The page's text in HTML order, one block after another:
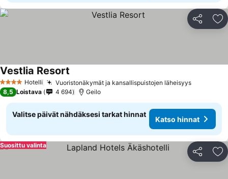
Jaa
4 Tähtiluokitus
Hotelli Vuoristonäkymät ja kansallispuistojen läheisyys
Vestlia Resort
8,5 Loistava 4 694 Geilo
Valitse päivät nähdäksesi tarkat hinnat
Katso hinnat
Jaa
Suosittu valinta